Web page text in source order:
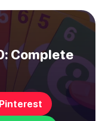
Complete
Pinterest